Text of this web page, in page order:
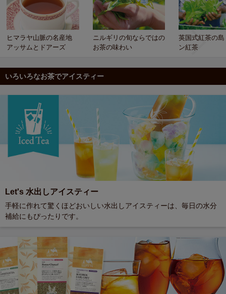
ヒマラヤ山脈の名産地
アッサムとドアーズ
ニルギリの旬ならではの
お茶の味わい
英国式紅茶の
ン紅茶
いろいろなお茶でアイスティー
Let's 水出しアイスティー
手軽に作れて驚くほどおいしい水出しアイスティーは、毎日の水分
補給にもぴったりです。